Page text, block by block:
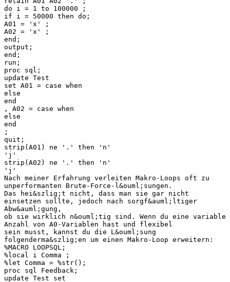
do i = 1 to 100000 ;
if i = 50000 then do;
A01 = 'x' ;
A02 = 'x' ;
end;
output;
end;
run;
proc sql;
update Test
set A01 = case when
else
end
, A02 = case when
else
end
;
quit;
strip(A01) ne '.' then 'n'
'j'
strip(A02) ne '.' then 'n'
'j'
Nach meiner Erfahrung verleiten Makro-Loops oft zu
unperformanten Brute-Force-l&ouml;sungen.
Das hei&szlig;t nicht, dass man sie gar nicht
einsetzen sollte, jedoch nach sorgf&auml;ltiger
Abw&auml;gung,
ob sie wirklich n&ouml;tig sind. Wenn du eine variable
Anzahl von A0-Variablen hast und flexibel
sein musst, kannst du die L&ouml;sung
folgenderma&szlig;en um einen Makro-Loop erweitern:
%MACRO LOOPSQL;
%local i Comma ;
%let Comma = %str();
proc sql Feedback;
update Test set